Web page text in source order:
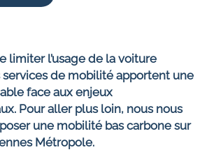
limiter l’usage de la voiture
de mobilité apportent une
face aux enjeux
Pour aller plus loin, nous nous
une mobilité bas carbone sur
Métropole.